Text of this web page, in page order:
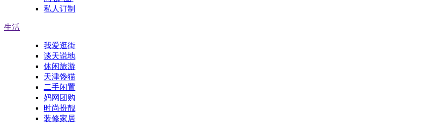
私人订制
生活
我爱逛街
谈天说地
休闲旅游
天津馋猫
二手闲置
妈网团购
时尚扮靓
装修家居